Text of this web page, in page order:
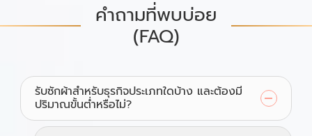
คำถามที่พบบ่อย
(FAQ)
รับซักผ้าสำหรับธุรกิจประเภทใดบ้าง และต้องมี
ปริมาณขั้นต่ำหรือไม่?